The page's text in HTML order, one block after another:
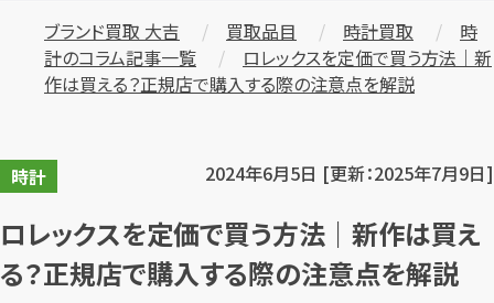
ブランド買取 大吉 買取品目 時計買取
時
計のコラム記事一覧
ロレックスを定価で買う方法｜新
作は買える？正規店で購入する際の注意点を解説
時計 2024年6月5日 [更新：2025年7月9日]
ロレックスを定価で買う方法｜新作は買え
る？正規店で購入する際の注意点を解説